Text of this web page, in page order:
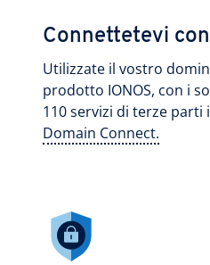
Connettetevi
Utilizzate il vostro
prodotto IONOS, con i
110 servizi di terze parti
Domain Connect.